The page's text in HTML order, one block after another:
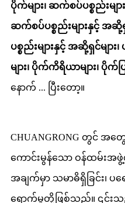
ပိုက်များ၊ ဆက်စပ်ပစ္စည်းမျာ
ဆက်စပ်ပစ္စည်းများနှင့် အဆို့
ပစ္စည်းများနှင့် အဆို့ရှင်မ
များ၊ ပိုက်ကိရိယာများ၊ ပိုက်ပ
နောက် ... ပြီးတော့။
CHUANGRONG တွင်
ကောင်းမွန်သော ဝန်ထမ်း
အချက်မှာ သမာဓိရှိခြင်း၊
ရောက်မှုတို့ဖြစ်သည်။ ၎င်းသ